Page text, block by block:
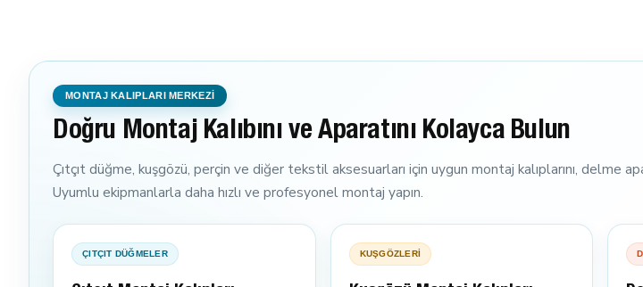
MONTAJ KALIPLARI MERKEZİ
Doğru Montaj Kalıbını ve Aparatını Kolayca Bulun
Çıtçıt düğme, kuşgözü, perçin ve diğer tekstil aksesuarları için uygun montaj kalıplarını, delme
Uyumlu ekipmanlarla daha hızlı ve profesyonel montaj yapın.
ÇITÇIT DÜĞMELER KUŞGÖZLERİ